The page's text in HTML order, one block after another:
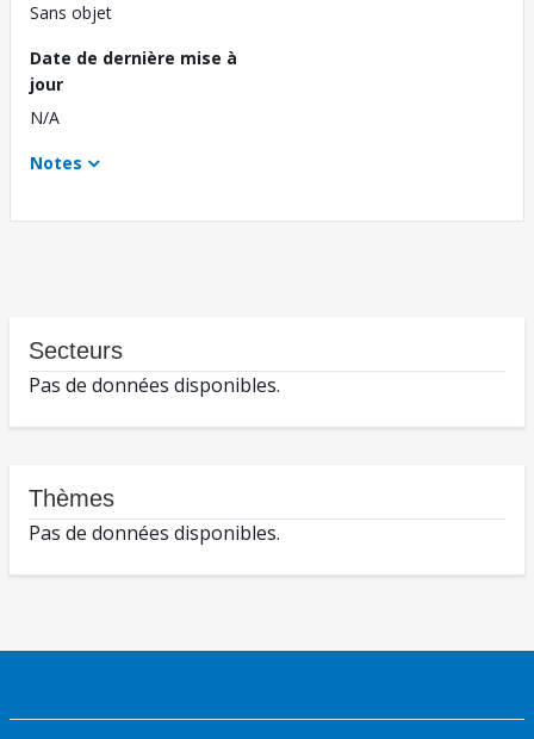
Sans objet
Date de dernière mise à
jour
N/A
Notes
Secteurs
Pas de données disponibles.
Thèmes
Pas de données disponibles.